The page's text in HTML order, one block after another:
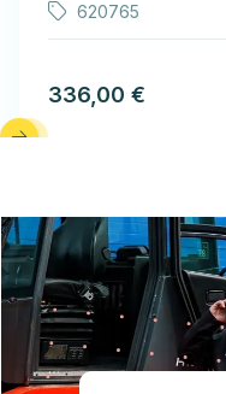
620765
336,00 €